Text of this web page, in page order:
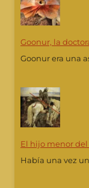
Goonur, la
Goonur era una
El hijo menor del
Había una vez